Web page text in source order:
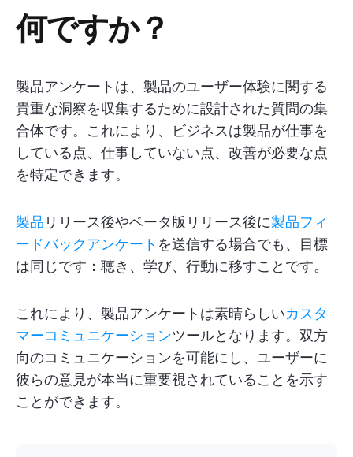
何ですか？
製品アンケートは、製品のユーザー体験に関する
貴重な洞察を収集するために設計された質問の集
合体です。これにより、ビジネスは製品が仕事を
している点、仕事していない点、改善が必要な点
を特定できます。
製品 リリース後やベータ版リリース後に製品フィ
ードバックアンケート を送信する場合でも、目標
は同じです：聴き、学び、行動に移すことです。
これにより、製品アンケートは素晴らしいカスタ
マーコミュニケーションツールとなります。双方
向のコミュニケーションを可能にし、ユーザーに
彼らの意見が本当に重要視されていることを示す
ことができます。